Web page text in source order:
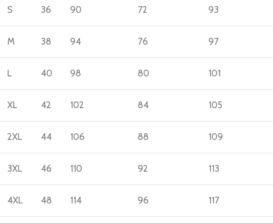
S 36 90 72 93
M 38 94 76 97
L 40 98 80 101
XL 42 102 84 105
2XL 44 106 88 109
3XL 46 110 92 113
4XL 48 114 96 117